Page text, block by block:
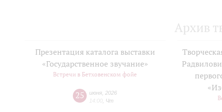
Архив
Презентация каталога выставки
«Государственное звучание»
Встречи в Бетховенском фойе
25 июня 2026
14:00 Чт